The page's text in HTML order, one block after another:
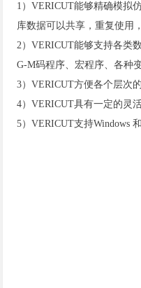
1）VERICUT能够精确模拟
库数据可以共享，重复使用
2）VERICUT能够支持各类
G-M码程序、宏程序、各种
3）VERICUT方便各个层次
4）VERICUT具有一定的灵
5）VERICUT支持Windows